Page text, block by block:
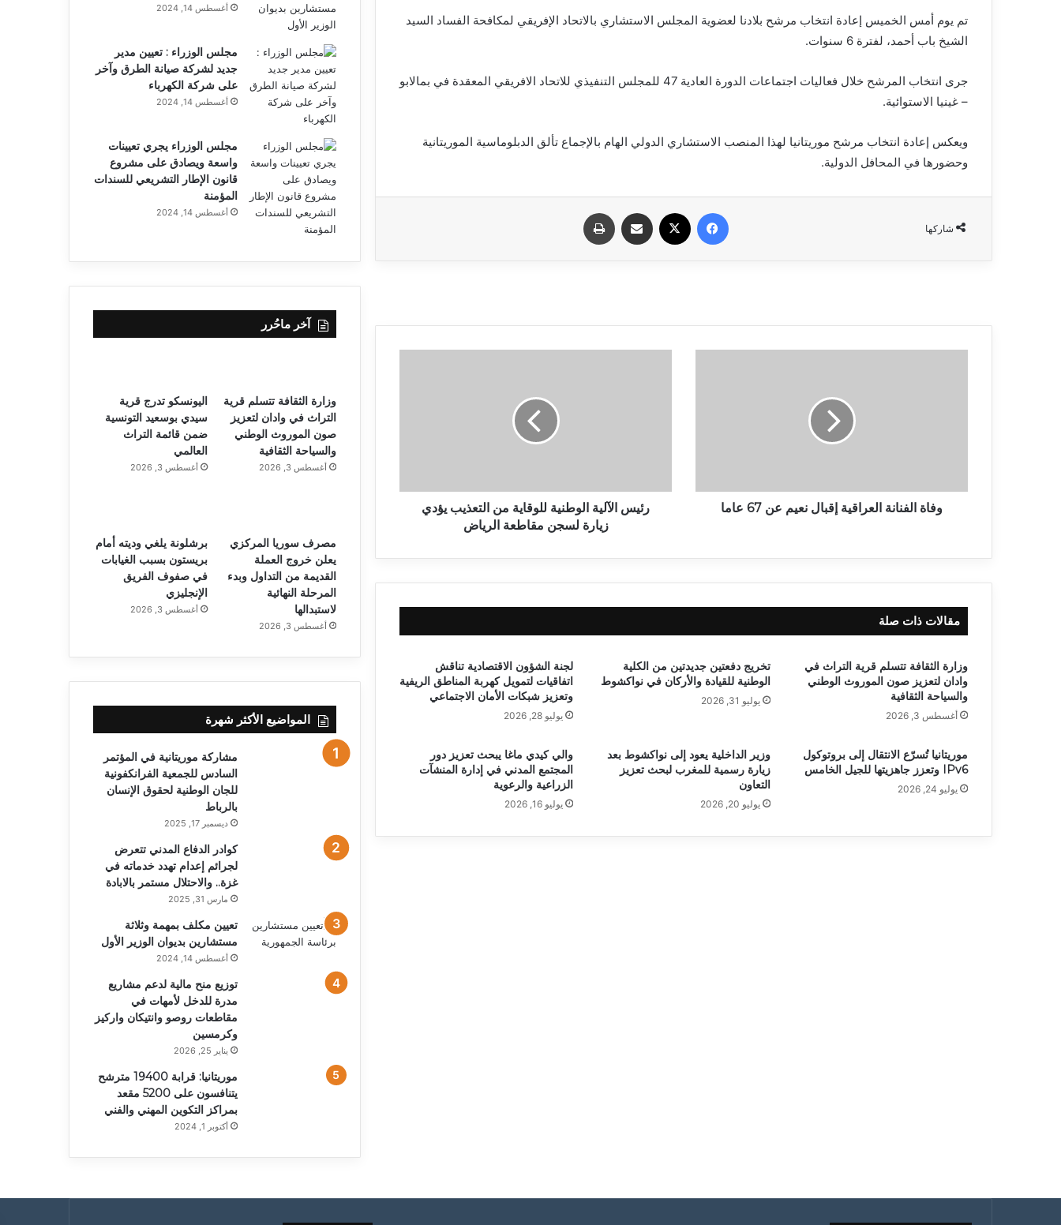
تم يوم أمس الخميس إعادة انتخاب مرشح بلادنا لعضوية المجلس الاستشاري بالاتحاد الإفريقي لمكافحة الفساد السيد
الشيخ باب أحمد، لفترة 6 سنوات.
جرى انتخاب المرشح خلال فعاليات اجتماعات الدورة العادية 47 للمجلس التنفيذي للاتحاد الافريقي المعقدة في بمالابو
– غينيا الاستوائية.
ويعكس إعادة انتخاب مرشح موريتانيا لهذا المنصب الاستشاري الدولي الهام بالإجماع تألق الدبلوماسية الموريتانية
وحضورها في المحافل الدولية.
شاركها
فيسبوك مشاركة عبر البريد
وفاة الفنانة العراقية إقبال نعيم عن 67 عاما
رئيس الآلية الوطنية للوقاية من التعذيب يؤدي
زيارة لسجن مقاطعة الرياض
مقالات ذات صلة
وزارة الثقافة تتسلم قرية التراث في
وادان لتعزيز صون الموروث الوطني
والسياحة الثقافية
أغسطس 3, 2026
تخريج دفعتين جديدتين من الكلية
الوطنية للقيادة والأركان في نواكشوط
يوليو 31, 2026
لجنة الشؤون الاقتصادية تناقش
اتفاقيات لتمويل كهربة المناطق الريفية
وتعزيز شبكات الأمان الاجتماعي
يوليو 28, 2026
موريتانيا تُسرّع الانتقال إلى بروتوكول
IPv6 وتعزز جاهزيتها للجيل الخامس
يوليو 24, 2026
وزير الداخلية يعود إلى نواكشوط بعد
زيارة رسمية للمغرب لبحث تعزيز
التعاون
يوليو 20, 2026
والي كيدي ماغا يبحث تعزيز دور
المجتمع المدني في إدارة المنشآت
الزراعية والرعوية
يوليو 16, 2026
أغسطس 14, 2024
مجلس الوزراء : تعيين مدير
جديد لشركة صيانة الطرق وآخر
على شركة الكهرباء
أغسطس 14, 2024
مجلس الوزراء يجري تعيينات
واسعة ويصادق على مشروع
قانون الإطار التشريعي للسندات
المؤمنة
أغسطس 14, 2024
آخر ماحُرر
وزارة الثقافة تتسلم قرية
التراث في وادان لتعزيز
صون الموروث الوطني
والسياحة الثقافية
أغسطس 3, 2026
اليونسكو تدرج قرية
سيدي بوسعيد التونسية
ضمن قائمة التراث
العالمي
أغسطس 3, 2026
مصرف سوريا المركزي
يعلن خروج العملة
القديمة من التداول وبدء
المرحلة النهائية
لاستبدالها
أغسطس 3, 2026
برشلونة يلغي وديته أمام
بريستون بسبب الغيابات
في صفوف الفريق
الإنجليزي
أغسطس 3, 2026
المواضيع الأكثر شهرة
مشاركة موريتانية في المؤتمر
السادس للجمعية الفرانكفونية
للجان الوطنية لحقوق الإنسان
بالرباط
ديسمبر 17, 2025
كوادر الدفاع المدني تتعرض
لجرائم إعدام تهدد خدماته في
غزة.. والاحتلال مستمر بالابادة
مارس 31, 2025
تعيين مكلف بمهمة وثلاثة
مستشارين بديوان الوزير الأول
أغسطس 14, 2024
توزيع منح مالية لدعم مشاريع
مدرة للدخل لأمهات في
مقاطعات روصو وانتيكان واركيز
وكرمسين
يناير 25, 2026
موريتانيا: قرابة 19400 مترشح
يتنافسون على 5200 مقعد
بمراكز التكوين المهني والفني
أكتوبر 1, 2024